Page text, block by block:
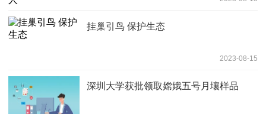
挂巢引鸟 保护生态
2023-08-15
深圳大学获批领取嫦娥五号月壤样品